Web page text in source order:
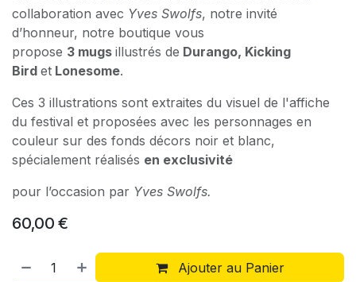
collaboration avec Yves Swolfs, notre invité
d’honneur, notre boutique vous
propose 3 mugs illustrés de Durango, Kicking
Bird et Lonesome.
Ces 3 illustrations sont extraites du visuel de l'affiche
du festival et proposées avec les personnages en
couleur sur des fonds décors noir et blanc,
spécialement réalisés en exclusivité
pour l’occasion par Yves Swolfs.
60,00 €
Ajouter au Panier